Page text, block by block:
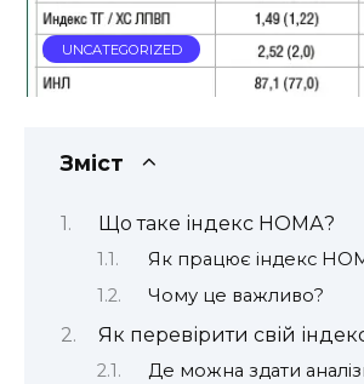
UNCATEGORIZED
Зміст
Що таке індекс НОМА?
Як працює індекс
Чому це важливо?
Як перевірити свій
Де можна здати